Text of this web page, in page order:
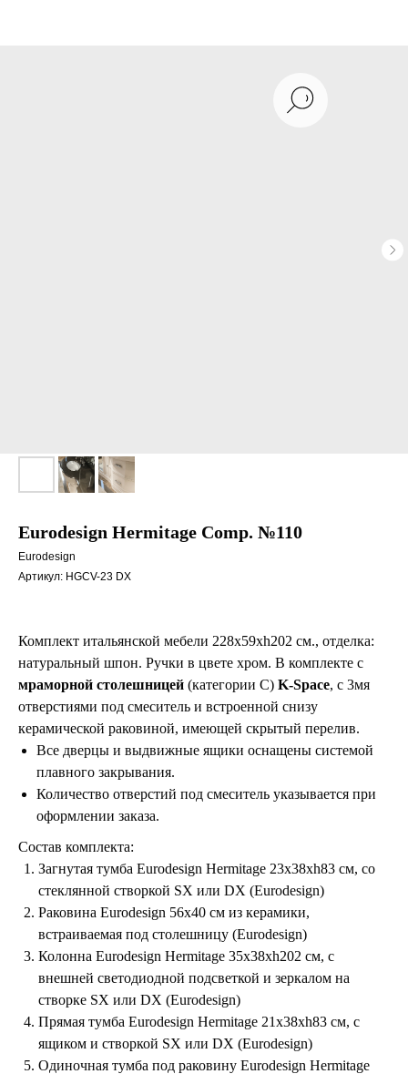
Eurodesign Hermitage Comp. №110
Eurodesign
Артикул: HGCV-23 DX
Комплект итальянской мебели 228x59xh202 см., отделка:
натуральный шпон. Ручки в цвете хром. В комплекте с
мраморной столешницей (категории С) K-Space, с 3мя
отверстиями под смеситель и встроенной снизу
керамической раковиной, имеющей скрытый перелив.
Все дверцы и выдвижные ящики оснащены системой
плавного закрывания.
Количество отверстий под смеситель указывается при
оформлении заказа.
Состав комплекта:
Загнутая тумба Eurodesign Hermitage 23х38хh83 см, со
стеклянной створкой SX или DX (Eurodesign)
Раковина Eurodesign 56х40 см из керамики,
встраиваемая под столешницу (Eurodesign)
Колонна Eurodesign Hermitage 35х38хh202 см, с
внешней светодиодной подсветкой и зеркалом на
створке SX или DX (Eurodesign)
Прямая тумба Eurodesign Hermitage 21х38хh83 см, с
ящиком и створкой SX или DX (Eurodesign)
Одиночная тумба под раковину Eurodesign Hermitage